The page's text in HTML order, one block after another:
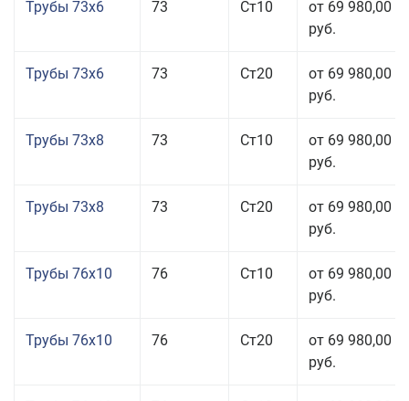
Трубы 73x6 73 Ст10
от 69 980,00
руб.
Трубы 73x6 73 Ст20
от 69 980,00
руб.
Трубы 73x8 73 Ст10
от 69 980,00
руб.
Трубы 73x8 73 Ст20
от 69 980,00
руб.
Трубы 76x10 76 Ст10
от 69 980,00
руб.
Трубы 76x10 76 Ст20
от 69 980,00
руб.